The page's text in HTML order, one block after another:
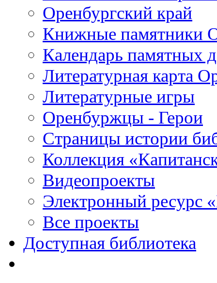
Оренбургский край
Книжные памятники
Календарь памятных
Литературная карта
Литературные игры
Оренбуржцы - Герои
Страницы истории
Коллекция
Видеопроекты
Электронный ресурс
Все проекты
Доступная библиотека